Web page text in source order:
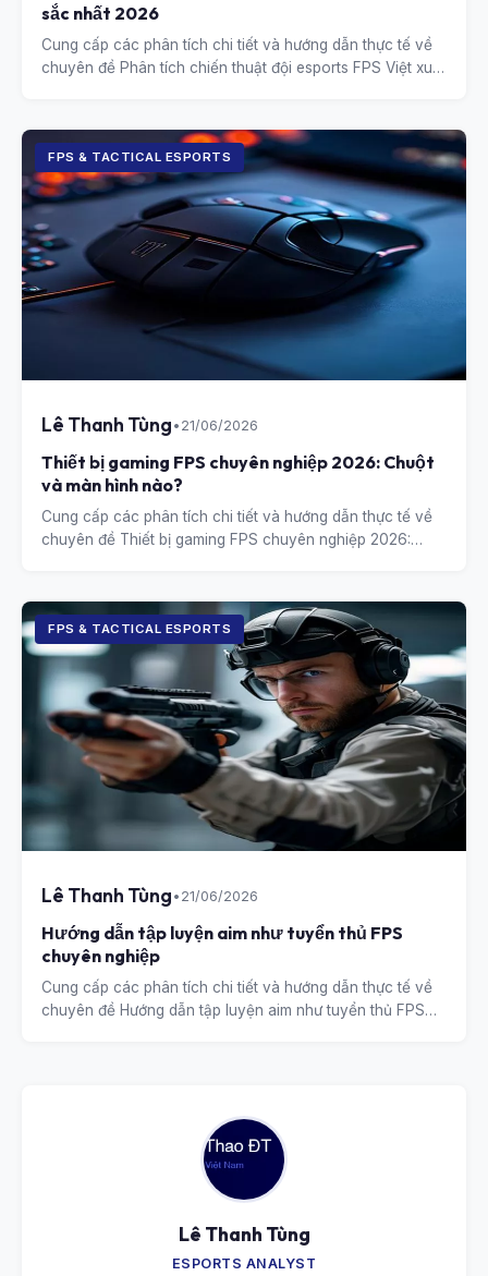
sắc nhất 2026
Cung cấp các phân tích chi tiết và hướng dẫn thực tế về
chuyên đề Phân tích chiến thuật đội esports FPS Việt xuất
FPS & TACTICAL ESPORTS
Lê Thanh Tùng • 21/06/2026
Thiết bị gaming FPS chuyên nghiệp 2026: Chuột
và màn hình nào?
Cung cấp các phân tích chi tiết và hướng dẫn thực tế về
chuyên đề Thiết bị gaming FPS chuyên nghiệp 2026:
FPS & TACTICAL ESPORTS
Lê Thanh Tùng • 21/06/2026
Hướng dẫn tập luyện aim như tuyển thủ FPS
chuyên nghiệp
Cung cấp các phân tích chi tiết và hướng dẫn thực tế về
chuyên đề Hướng dẫn tập luyện aim như tuyển thủ FPS
Lê Thanh Tùng
ESPORTS ANALYST